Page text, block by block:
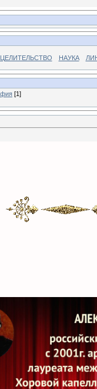
ЦЕЛИТЕЛЬСТВО НАУКА
[1]